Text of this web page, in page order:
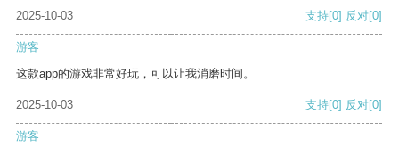
2025-10-03 支持[0] 反对[0]
游客
这款app的游戏非常好玩，可以让我消磨时间。
2025-10-03 支持[0] 反对[0]
游客